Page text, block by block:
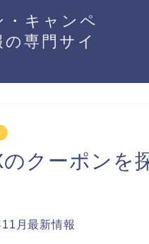
・キャンペ
専門サイ
クーポンを
月最新情報